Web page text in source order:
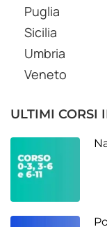
Puglia
Sicilia
Umbria
Veneto
ULTIMI CORSI